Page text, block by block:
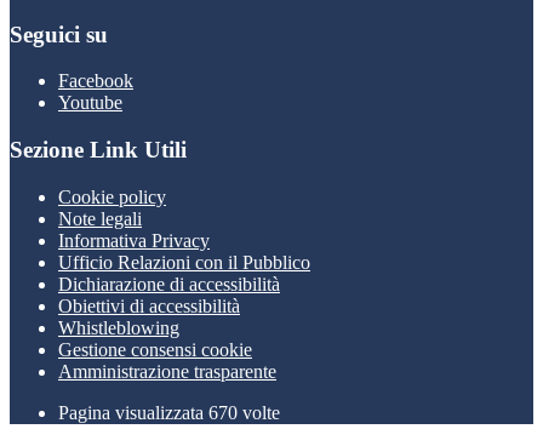
Seguici su
Facebook
Youtube
Sezione Link Utili
Cookie policy
Note legali
Informativa Privacy
Ufficio Relazioni con il Pubblico
Dichiarazione di accessibilità
Obiettivi di accessibilità
Whistleblowing
Gestione consensi cookie
Amministrazione trasparente
Pagina visualizzata 670 volte